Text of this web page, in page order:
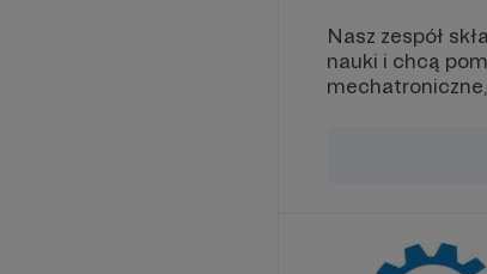
Nasz zespół
nauki i chcą